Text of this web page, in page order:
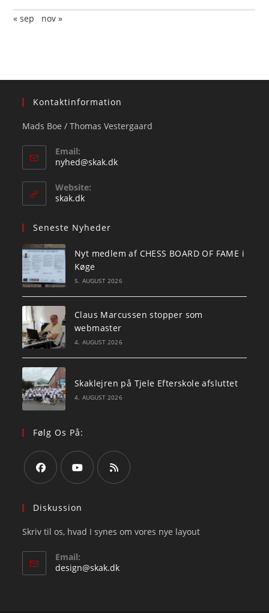
« sep nov »
Kontaktinformation
Mads Boe / Thomas Vestergaard
Email:
nyhed@skak.dkOpens
Website:
skak.dk
Seneste Nyheder
Nyt medlem af CHESS BOARD OF FAME i
Køge
5. AUGUST 2026
Claus Marcussen stopper som
webmaster
4. AUGUST 2026
Skaklejren på Tjele Efterskole afsluttet
4. AUGUST 2026
Følg Os På:
in
new
tab
in
new
new
Diskussion
Skriv til os, hvad I synes om vores nye layout
Email:
design@skak.dkOpens